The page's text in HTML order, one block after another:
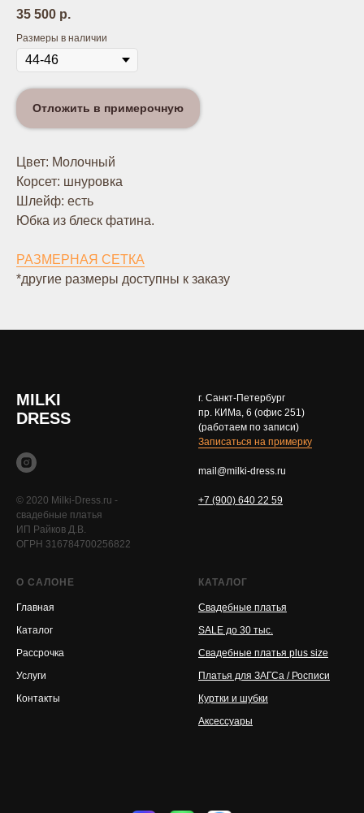
35 500 р.
Размеры в наличии
Отложить в примерочную
Цвет: Молочный
Корсет: шнуровка
Шлейф: есть
Юбка из блеск фатина.
РАЗМЕРНАЯ СЕТКА
*другие размеры доступны к заказу
MILKI
DRESS
© 2020 Milki-Dress.ru -
свадебные платья
ИП Райков Д.В.
ОГРН 316784700256822
г. Санкт-Петербург
пр. КИМа, 6 (офис 251)
(работаем по записи)
Записаться на примерку
mail@milki-dress.ru
+7 (900) 640 22 59
О САЛОНЕ
Главная
Каталог
Рассрочка
Услуги
Контакты
КАТАЛОГ
Свадебные платья
SALE до 30 тыс.
Свадебные платья plus size
Платья для ЗАГСа / Росписи
Куртки и шубки
Аксессуары